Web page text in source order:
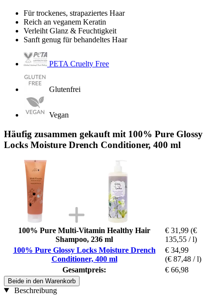
Für trockenes, strapaziertes Haar
Reich an veganem Keratin
Verleiht Glanz & Feuchtigkeit
Sanft genug für behandeltes Haar
PETA Cruelty Free
Glutenfrei
Vegan
Häufig zusammen gekauft mit 100% Pure Glossy
Locks Moisture Drench Conditioner, 400 ml
100% Pure Multi-Vitamin Healthy Hair
Shampoo, 236 ml
€ 31,99 (€
135,55 / l)
100% Pure Glossy Locks Moisture Drench
Conditioner, 400 ml
€ 34,99
(€ 87,48 / l)
Gesamtpreis:
€ 66,98
Beide in den Warenkorb
Beschreibung